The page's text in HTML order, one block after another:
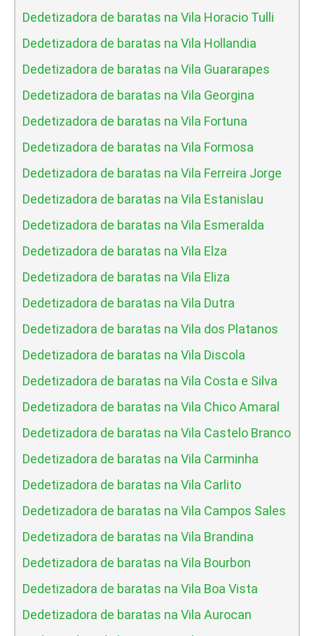
Dedetizadora de baratas na Vila Horacio Tulli
Dedetizadora de baratas na Vila Hollandia
Dedetizadora de baratas na Vila Guararapes
Dedetizadora de baratas na Vila Georgina
Dedetizadora de baratas na Vila Fortuna
Dedetizadora de baratas na Vila Formosa
Dedetizadora de baratas na Vila Ferreira Jorge
Dedetizadora de baratas na Vila Estanislau
Dedetizadora de baratas na Vila Esmeralda
Dedetizadora de baratas na Vila Elza
Dedetizadora de baratas na Vila Eliza
Dedetizadora de baratas na Vila Dutra
Dedetizadora de baratas na Vila dos Platanos
Dedetizadora de baratas na Vila Discola
Dedetizadora de baratas na Vila Costa e Silva
Dedetizadora de baratas na Vila Chico Amaral
Dedetizadora de baratas na Vila Castelo Branco
Dedetizadora de baratas na Vila Carminha
Dedetizadora de baratas na Vila Carlito
Dedetizadora de baratas na Vila Campos Sales
Dedetizadora de baratas na Vila Brandina
Dedetizadora de baratas na Vila Bourbon
Dedetizadora de baratas na Vila Boa Vista
Dedetizadora de baratas na Vila Aurocan